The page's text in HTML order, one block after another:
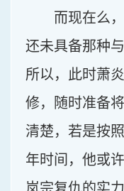
而现在么
还未具备那种
所以，此时萧
修，随时准备
清楚，若是按
年时间，他或